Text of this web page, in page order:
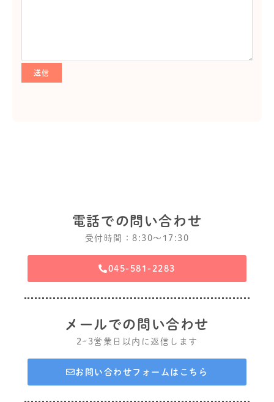
電話での問い合わせ
受付時間：8:30〜17:30
045-581-2283
メールでの問い合わせ
2~3営業日以内に返信します
お問い合わせフォームはこちら